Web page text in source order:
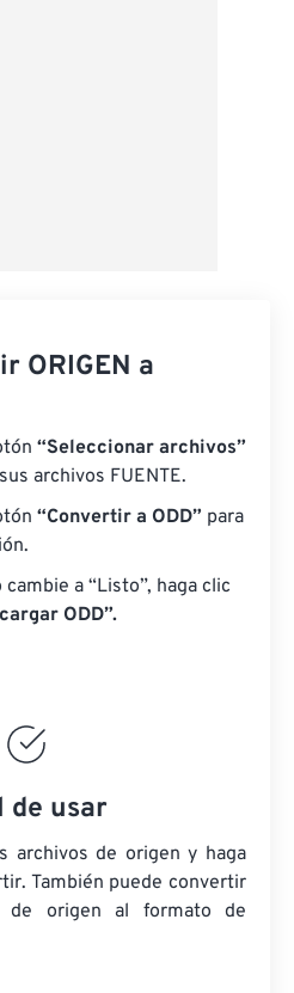
ORIGEN a
“Seleccionar archivos”
archivos FUENTE.
“Convertir a ODD” para
a “Listo”, haga clic
ODD”.
de usar
archivos de origen y haga
También puede convertir
de origen al formato de